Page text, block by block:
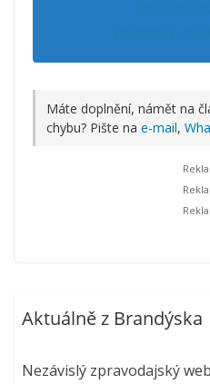
Máte doplnění, námět na
chybu? Pište na e-mail,
Aktuálně z Brandýska
Nezávislý zpravodajský